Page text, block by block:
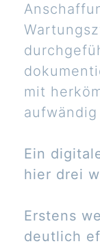
mit
Ein
hier drei
Erstens
deutlich